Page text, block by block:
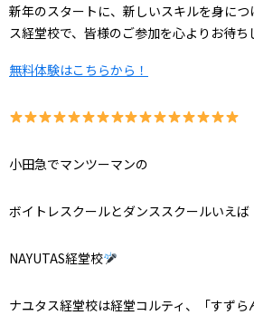
新年のスタートに、新しいスキルを身に
ス経堂校で、皆様のご参加を心よりお待ち
無料体験はこちらから！
小田急でマンツーマンの
ボイトレスクールとダンススクールいえば
NAYUTAS経堂校
ナユタス経堂校は経堂コルティ、「すずら